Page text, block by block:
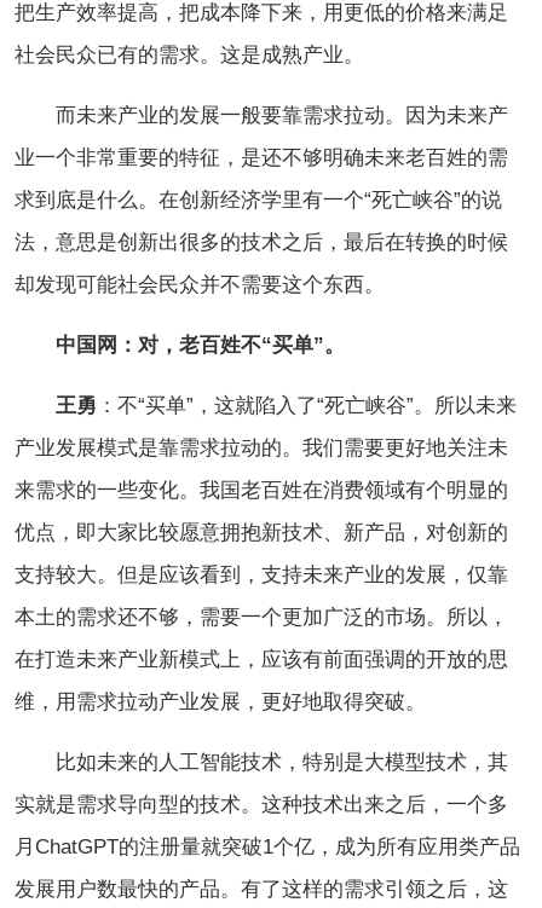
把生产效率提高，把成本降下来，用更低的价格来满足
社会民众已有的需求。这是成熟产业。
而未来产业的发展一般要靠需求拉动。因为未来产
业一个非常重要的特征，是还不够明确未来老百姓的需
求到底是什么。在创新经济学里有一个“死亡峡谷”的说
法，意思是创新出很多的技术之后，最后在转换的时候
却发现可能社会民众并不需要这个东西。
中国网：对，老百姓不“买单”。
王勇 ：不“买单”，这就陷入了“死亡峡谷”。所以未来
产业发展模式是靠需求拉动的。我们需要更好地关注未
来需求的一些变化。我国老百姓在消费领域有个明显的
优点，即大家比较愿意拥抱新技术、新产品，对创新的
支持较大。但是应该看到，支持未来产业的发展，仅靠
本土的需求还不够，需要一个更加广泛的市场。所以，
在打造未来产业新模式上，应该有前面强调的开放的思
维，用需求拉动产业发展，更好地取得突破。
比如未来的人工智能技术，特别是大模型技术，其
实就是需求导向型的技术。这种技术出来之后，一个多
月ChatGPT的注册量就突破1个亿，成为所有应用类产品
发展用户数最快的产品。有了这样的需求引领之后，这